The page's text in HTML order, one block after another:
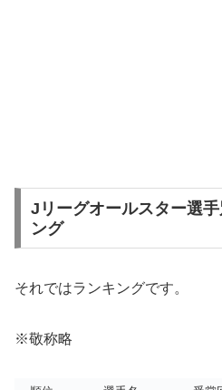
Jリーグオールスター選
ング
それではランキングです。
※敬称略